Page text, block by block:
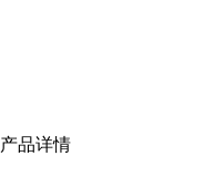
产品详情